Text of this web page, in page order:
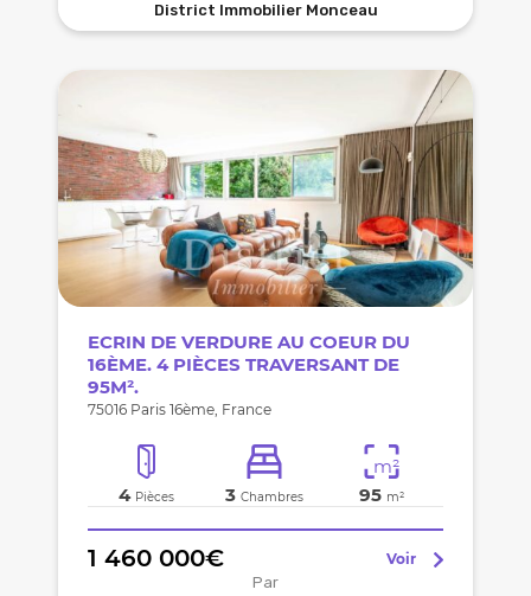
District Immobilier Monceau
ECRIN DE VERDURE AU COEUR DU
16ÈME. 4 PIÈCES TRAVERSANT DE
95M².
75016 Paris 16ème, France
4 Pièces 3 Chambres
m²
95 m²
1 460 000€
Voir
Par